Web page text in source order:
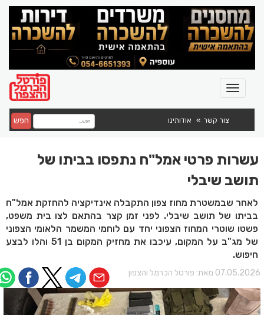
צור קשר אודותינו חפש
עשרות פרטי אמל"ח נתפסו בביתו של
תושב שיבלי
לאחר שבמשטרת מחוז צפון התקבלה אינדיקציה להחזקת אמל"ח
בביתו של תושב שיבלי. לפני זמן קצר בהתאם לצו בית משפט,
פשטו שוטרי המחוז הצפוני יחד עם לוחמי המשמר הלאומי הצפוני
של מג"ב על המקום, עיכבו את מחזיק המקום בן 51 והלו לבצע
חיפוש.
מאת: פורטל הכרמל והצפון